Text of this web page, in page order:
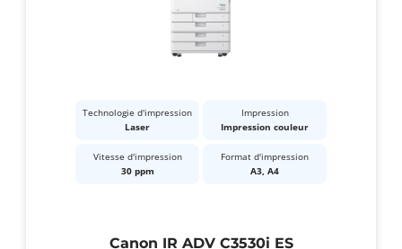
Technologie d'impression
Laser
Impression
Impression couleur
Vitesse d'impression
30 ppm
Format d'impression
A3, A4
Canon IR ADV C3530i ES